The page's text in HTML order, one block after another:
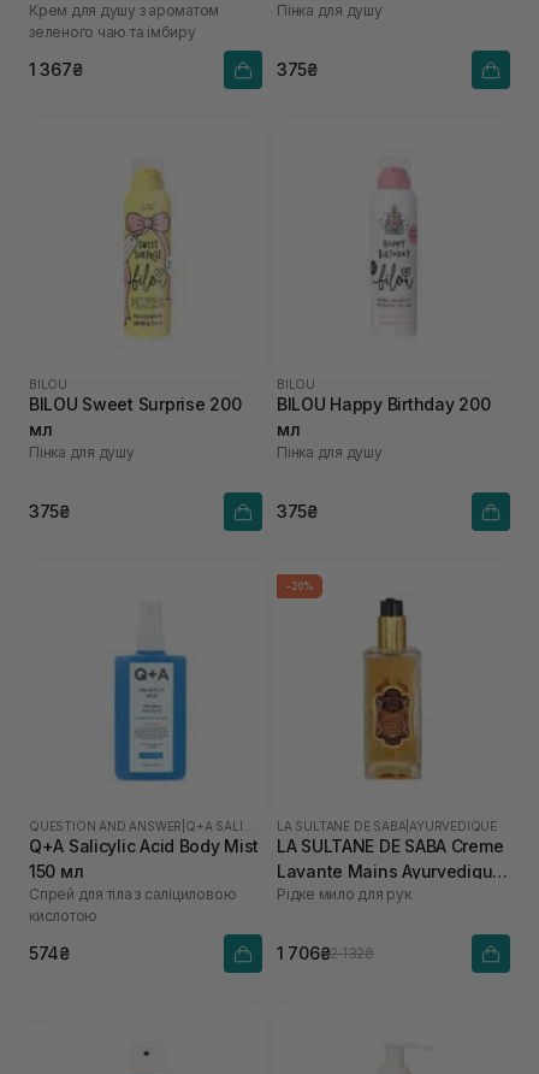
Green Tea 200 мл
Крем для душу з ароматом
зеленого чаю та імбиру
1 367₴
Пінка для душу
375₴
BILOU
BILOU Sweet Surprise 200
мл
Пінка для душу
375₴
BILOU
BILOU Happy Birthday 200
мл
Пінка для душу
375₴
QUESTION AND ANSWER
Q+A Salicylic Acid Body Mist
150 мл
Спрей для тіла з саліциловою
кислотою
574₴
-20%
LA SULTANE DE SABA AYURVEDIQUE
LA SULTANE DE SABA Creme
Lavante Mains Ayurvedique
200 мл
Рідке мило для рук
1 706₴2 132₴